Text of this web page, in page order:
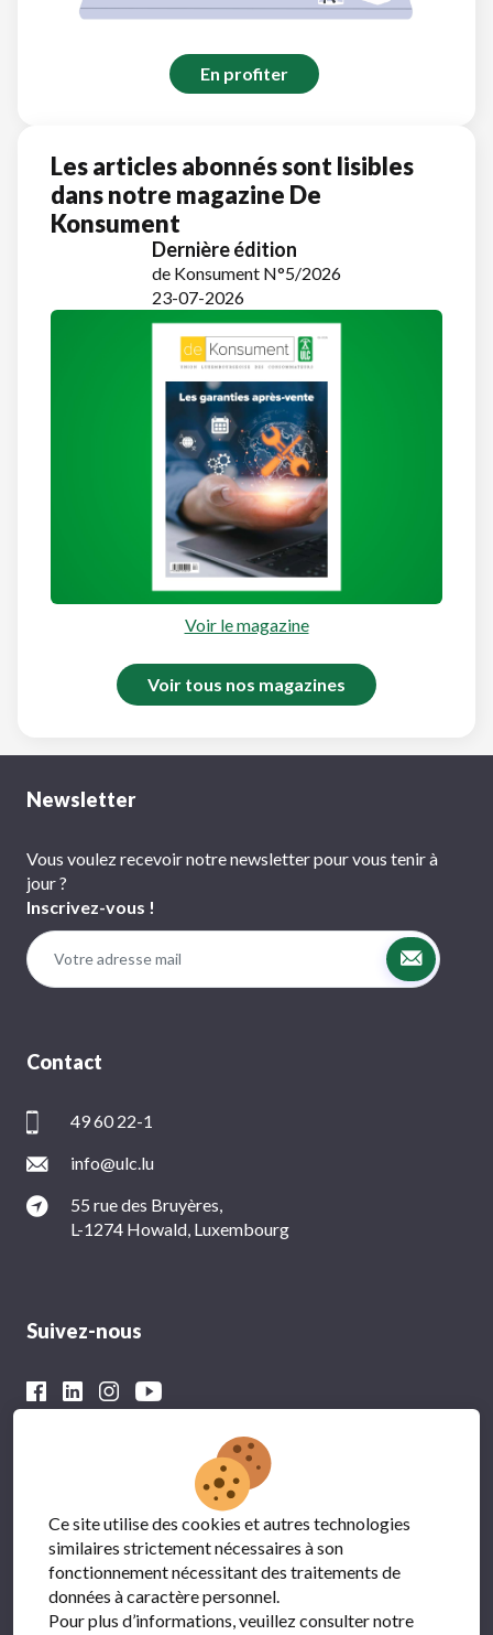
En profiter
Les articles abonnés sont lisibles
dans notre magazine De
Konsument
Dernière édition
de Konsument N°5/2026
23-07-2026
Voir le magazine
Voir tous nos magazines
Newsletter
Vous voulez recevoir notre newsletter pour vous tenir à
jour ?
Inscrivez-vous !
Contact
49 60 22-1
info@ulc.lu
55 rue des Bruyères,
L-1274 Howald, Luxembourg
Suivez-nous
Avec le soutien financier du
Ce site utilise des cookies et autres technologies
similaires strictement nécessaires à son
fonctionnement nécessitant des traitements de
données à caractère personnel.
Pour plus d’informations, veuillez consulter notre